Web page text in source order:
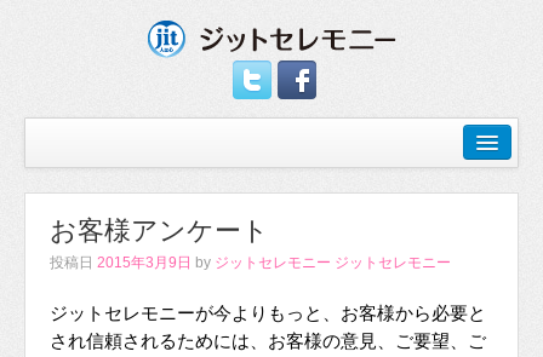
お客様アンケート
投稿日 2015年3月9日 by ジットセレモニー ジットセレモニー
ジットセレモニーが今よりもっと、お客様から必要と
され信頼されるためには、お客様の意見、ご要望、ご